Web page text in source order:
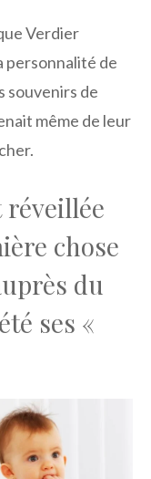
Verdier
personnalité de
souvenirs de
même de leur
réveillée
chose
du
ses «